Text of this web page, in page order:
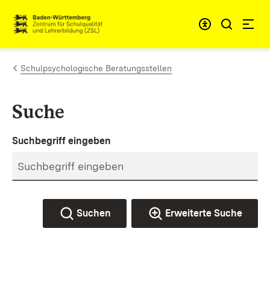
Zum Inhalt springen
Link zur Startseite
Schulpsychologische Beratungsstellen
Suche
Suchbegriff eingeben
Suchen Erweiterte Suche